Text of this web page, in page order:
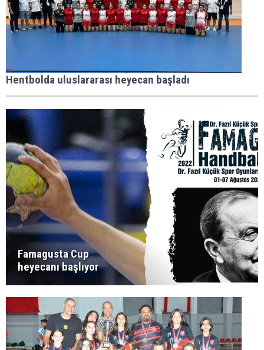
Hentbolda uluslararası heyecan başladı
Famagusta Cup
heyecanı başlıyor